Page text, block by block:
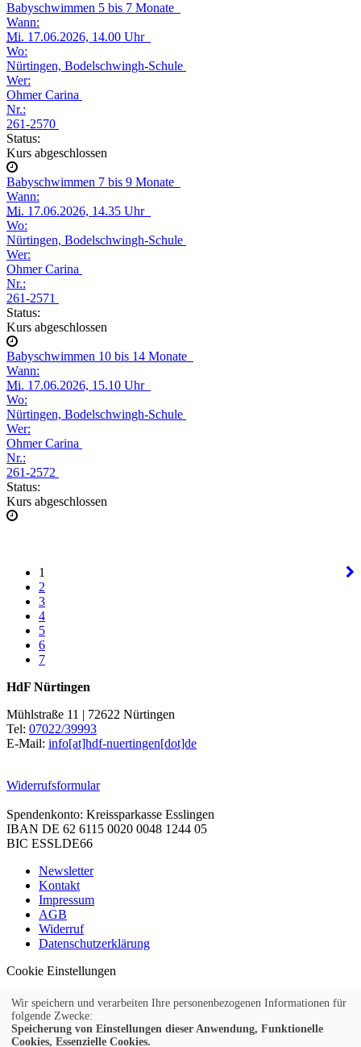
Babyschwimmen 5 bis 7 Monate
Wann:
Mi. 17.06.2026, 14.00 Uhr
Wo:
Nürtingen, Bodelschwingh-Schule
Wer:
Ohmer Carina
Nr.:
261-2570
Status:
Kurs abgeschlossen
Babyschwimmen 7 bis 9 Monate
Wann:
Mi. 17.06.2026, 14.35 Uhr
Wo:
Nürtingen, Bodelschwingh-Schule
Wer:
Ohmer Carina
Nr.:
261-2571
Status:
Kurs abgeschlossen
Babyschwimmen 10 bis 14 Monate
Wann:
Mi. 17.06.2026, 15.10 Uhr
Wo:
Nürtingen, Bodelschwingh-Schule
Wer:
Ohmer Carina
Nr.:
261-2572
Status:
Kurs abgeschlossen
1
2
3
4
5
6
7
HdF Nürtingen
Mühlstraße 11 | 72622 Nürtingen
Tel: 07022/39993
E-Mail: info[at]hdf-nuertingen[dot]de
Widerrufsformular
Spendenkonto: Kreissparkasse Esslingen
IBAN DE 62 6115 0020 0048 1244 05
BIC ESSLDE66
Newsletter
Kontakt
Impressum
AGB
Widerruf
Datenschutzerklärung
Cookie Einstellungen
© 2026 Kubus Software GmbH
Wir speichern und verarbeiten Ihre personenbezogenen Informationen für
folgende Zwecke:
Speicherung von Einstellungen dieser Anwendung, Funktionelle
Cookies, Essenzielle Cookies.